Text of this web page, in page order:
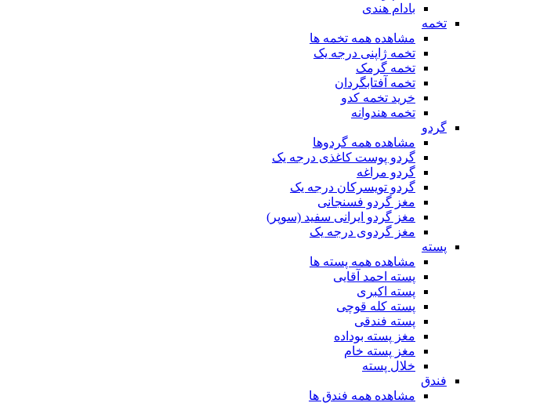
بادام هندی
تخمه
مشاهده همه تخمه ها
تخمه ژاپنی درجه یک
تخمه گرمک
تخمه آفتابگردان
خرید تخمه کدو
تخمه هندوانه
گردو
مشاهده همه گردوها
گردو پوست کاغذی درجه یک
گردو مراغه
گردو تویسرکان درجه یک
مغز گردو فسنجانی
مغز گردو ایرانی سفید (سوپر)
مغز گردوی درجه یک
پسته
مشاهده همه پسته ها
پسته احمد آقایی
پسته اکبری
پسته کله قوچی
پسته فندقی
مغز پسته بوداده
مغز پسته خام
خلال پسته
فندق
مشاهده همه فندق ها